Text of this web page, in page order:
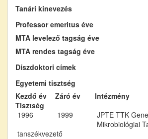
Tanári kinevezés
Professor emeritus éve
MTA levelező tagság éve
MTA rendes tagság éve
Díszdoktori címek
Egyetemi tisztség
Kezdő év
Záró év
Intézmény
Tisztség
1996
1999
JPTE TTK
Mikrobiológiai
tanszékvezető